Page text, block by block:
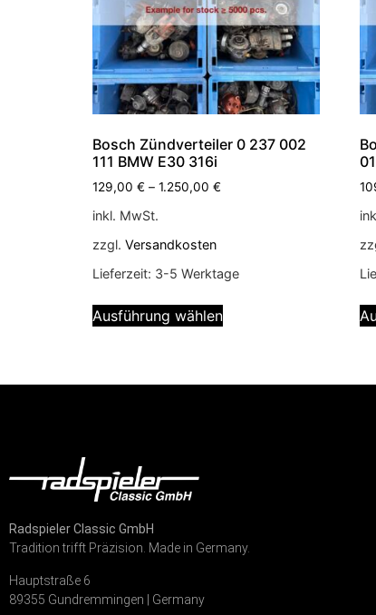
Bosch Zündverteiler 0 237 002
111 BMW E30 316i
129,00 € – 1.250,00 €
inkl. MwSt.
zzgl. Versandkosten
Lieferzeit: 3-5 Werktage
Ausführung wählen
Radspieler Classic GmbH
Tradition trifft Präzision. Made in Germany.
Hauptstraße 6
89355 Gundremmingen | Germany